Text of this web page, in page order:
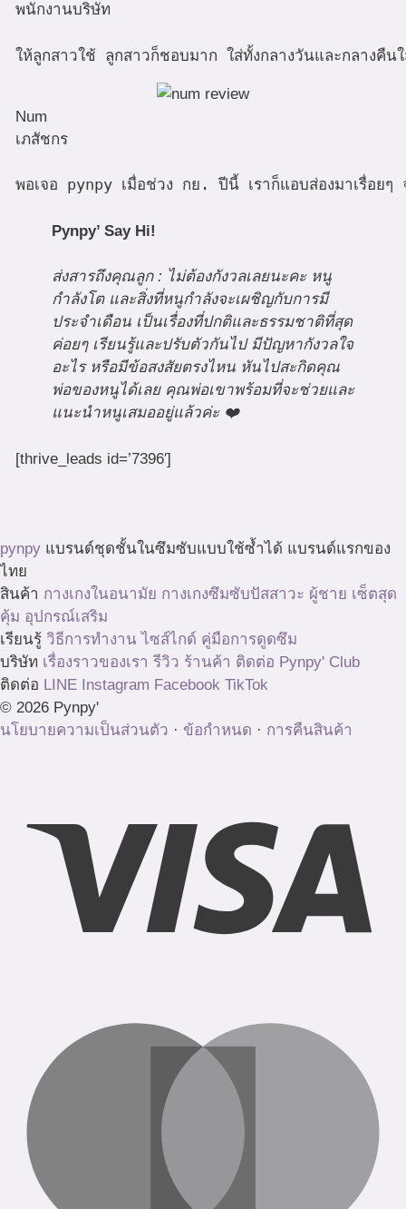
พนักงานบริษัท
ให้ลูกสาวใช้ ลูกสาวก็ชอบมาก ใส่ทั้งกลางวันและกลางคืน
Num
เภสัชกร
พอเจอ pynpy เมื่อช่วง กย. ปีนี้ เราก็แอบส่องมาเรื่อยๆ
Pynpy’ Say Hi!
ส่งสารถึงคุณลูก : ไม่ต้องกังวลเลยนะคะ หนู
กำลังโต และสิ่งที่หนูกำลังจะเผชิญกับการมี
ประจำเดือน เป็นเรื่องที่ปกติและธรรมชาติที่สุด
ค่อยๆ เรียนรู้และปรับตัวกันไป มีปัญหากังวลใจ
อะไร หรือมีข้อสงสัยตรงไหน หันไปสะกิดคุณ
พ่อของหนูได้เลย คุณพ่อเขาพร้อมที่จะช่วยและ
แนะนำหนูเสมออยู่แล้วค่ะ ❤️
[thrive_leads id=’7396′]
pynpy แบรนด์ชุดชั้นในซึมซับแบบใช้ซ้ำได้ แบรนด์แรกของ
ไทย
สินค้า กางเกงในอนามัย กางเกงซึมซับปัสสาวะ ผู้ชาย เซ็ตสุด
คุ้ม อุปกรณ์เสริม
เรียนรู้ วิธีการทำงาน ไซส์ไกด์ คู่มือการดูดซึม
บริษัท เรื่องราวของเรา รีวิว ร้านค้า ติดต่อ Pynpy' Club
ติดต่อ LINE Instagram Facebook TikTok
© 2026 Pynpy'
นโยบายความเป็นส่วนตัว · ข้อกำหนด · การคืนสินค้า